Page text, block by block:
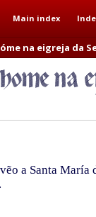
Main index
na eigreja da
a Santa